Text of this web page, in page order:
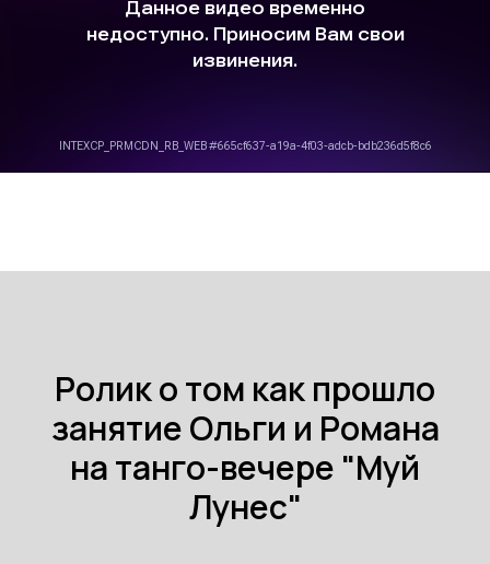
Ролик о том как прошло
занятие Ольги и Романа
на танго-вечере "Муй
Лунес"